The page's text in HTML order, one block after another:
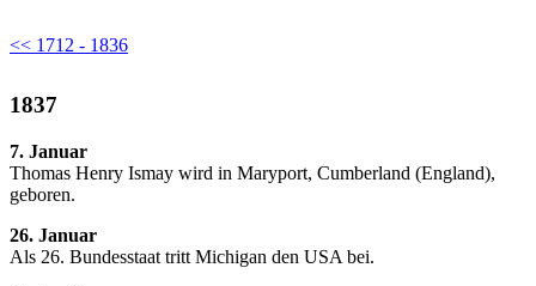
<< 1712 - 1836
1837
7. Januar
Thomas Henry Ismay wird in Maryport, Cumberland (England),
geboren.
26. Januar
Als 26. Bundesstaat tritt Michigan den USA bei.